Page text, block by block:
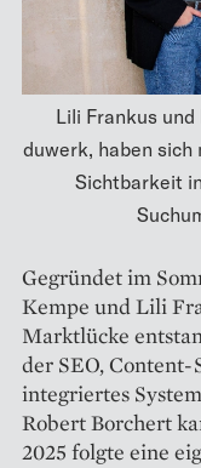
Lili Frankus
duwerk, haben sich
Sichtbarkeit
Gegründet im
Kempe und Lili
Marktlücke
der SEO,
integriertes
Robert Borchert
2025 folgte eine